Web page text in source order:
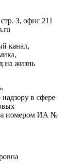
3, офис 211
канал,
на жизнь
в сфере
за номером ИА №